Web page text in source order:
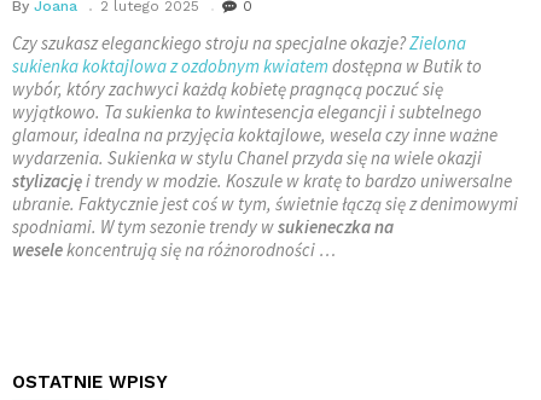
By Joana 2 lutego 2025 0
Czy szukasz eleganckiego stroju na specjalne okazje?Zielona
sukienka koktajlowa z ozdobnym kwiatemdostępna w Butik to
wybór, który zachwyci każdą kobietę pragnącą poczuć się
wyjątkowo. Ta sukienka to kwintesencja elegancji i subtelnego
glamour, idealna na przyjęcia koktajlowe, wesela czy inne ważne
wydarzenia. Sukienka w stylu Chanel przyda się na wiele okazji
stylizacjęi trendy w modzie. Koszule w kratę to bardzo uniwersalne
ubranie. Faktycznie jest coś w tym, świetnie łączą się z denimowymi
spodniami. W tym sezonie trendy wsukieneczka na
weselekoncentrują się na różnorodności …
OSTATNIE WPISY